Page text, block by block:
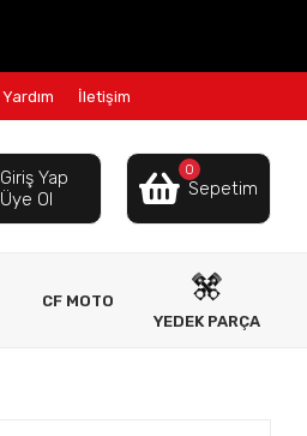
Yardım İletişim
Giriş Yap
Üye Ol
0
Sepetim
CF MOTO
YEDEK PARÇA